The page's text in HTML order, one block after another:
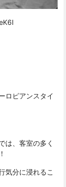
ロピアンスタイ
は、客室の多く
気分に浸れるこ